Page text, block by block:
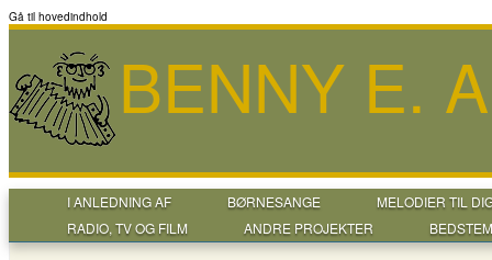
Gå til hovedindhold
BENNY E.
I ANLEDNING AF BØRNESANGE
MELODIER TIL
RADIO, TV OG FILM
ANDRE PROJEKTER